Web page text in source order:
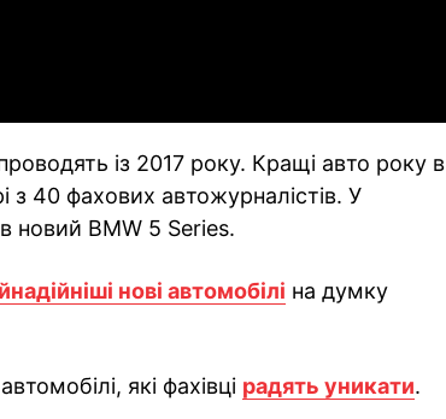
із 2017 року. Кращі авто року в
з 40 фахових автожурналістів. У
новий BMW 5 Series.
нові автомобілі на думку
які фахівці радять уникати.